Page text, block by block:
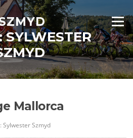
Menu
SYLWESTER
Mallorca
Sylwester Szmyd